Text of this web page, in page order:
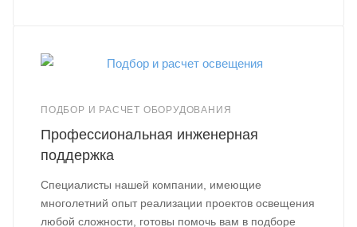
ПОДБОР И РАСЧЕТ ОБОРУДОВАНИЯ
Профессиональная инженерная
поддержка
Специалисты нашей компании, имеющие
многолетний опыт реализации проектов освещения
любой сложности, готовы помочь вам в подборе